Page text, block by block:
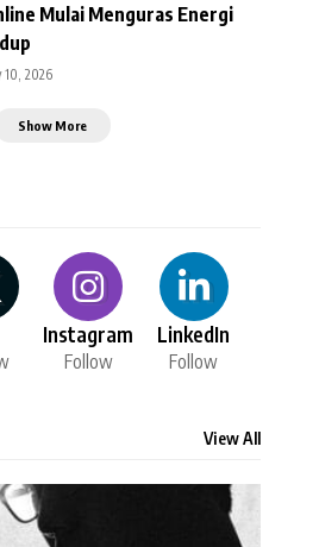
Mulai Menguras Energi
10, 2026
Show More
Instagram
Follow
LinkedIn
Follow
View All